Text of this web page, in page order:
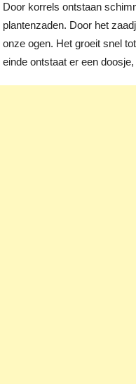
Door korrels ontstaan
plantenzaden. Door het
onze ogen. Het groeit snel
einde ontstaat er een